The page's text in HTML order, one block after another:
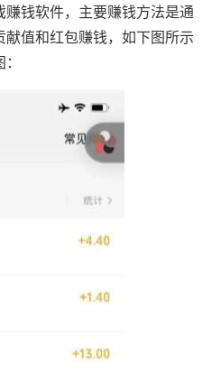
钱软件，主要赚钱方法是通
值和红包赚钱，如下图所示